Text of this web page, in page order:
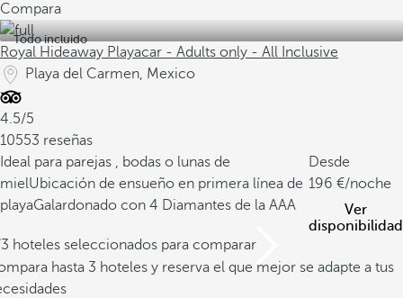
Compara
Todo incluido
Royal Hideaway Playacar - Adults only - All Inclusive
Playa del Carmen, Mexico
4.5/5
10553 reseñas
Ideal para parejas , bodas o lunas de
mielUbicación de ensueño en primera línea de
playaGalardonado con 4 Diamantes de la AAA
Desde
196
/noche
Ver
disponibilidad
hoteles seleccionados para comparar
hasta 3 hoteles y reserva el que mejor se adapte a tus